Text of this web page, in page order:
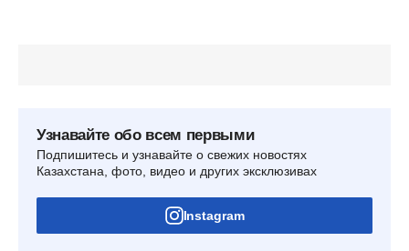
Узнавайте обо всем первыми
Подпишитесь и узнавайте о свежих новостях
Казахстана, фото, видео и других эксклюзивах
Instagram